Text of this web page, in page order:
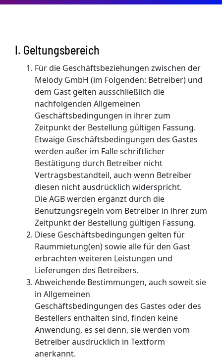
I. Geltungsbereich
Für die Geschäftsbeziehungen zwischen der
Melody GmbH (im Folgenden: Betreiber) und
dem Gast gelten ausschließlich die
nachfolgenden Allgemeinen
Geschäftsbedingungen in ihrer zum
Zeitpunkt der Bestellung gültigen Fassung.
Etwaige Geschäftsbedingungen des Gastes
werden außer im Falle schriftlicher
Bestätigung durch Betreiber nicht
Vertragsbestandteil, auch wenn Betreiber
diesen nicht ausdrücklich widerspricht.
Die AGB werden ergänzt durch die
Benutzungsregeln vom Betreiber in ihrer zum
Zeitpunkt der Bestellung gültigen Fassung.
Diese Geschäftsbedingungen gelten für
Raummietung(en) sowie alle für den Gast
erbrachten weiteren Leistungen und
Lieferungen des Betreibers.
Abweichende Bestimmungen, auch soweit sie
in Allgemeinen
Geschäftsbedingungen des Gastes oder des
Bestellers enthalten sind, finden keine
Anwendung, es sei denn, sie werden vom
Betreiber ausdrücklich in Textform
anerkannt.